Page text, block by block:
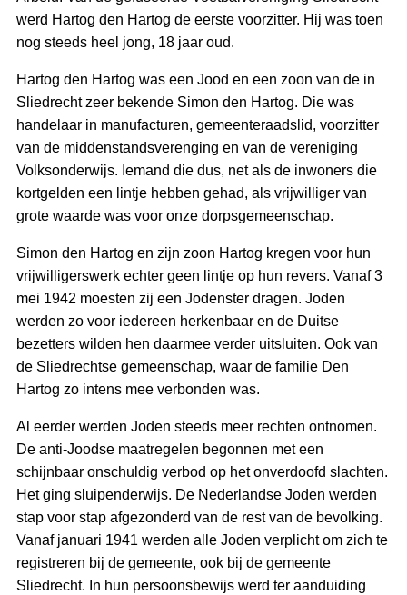
werd Hartog den Hartog de eerste voorzitter. Hij was toen
nog steeds heel jong, 18 jaar oud.
Hartog den Hartog was een Jood en een zoon van de in
Sliedrecht zeer bekende Simon den Hartog. Die was
handelaar in manufacturen, gemeenteraadslid, voorzitter
van de middenstandsverenging en van de vereniging
Volksonderwijs. Iemand die dus, net als de inwoners die
kortgelden een lintje hebben gehad, als vrijwilliger van
grote waarde was voor onze dorpsgemeenschap.
Simon den Hartog en zijn zoon Hartog kregen voor hun
vrijwilligerswerk echter geen lintje op hun revers. Vanaf 3
mei 1942 moesten zij een Jodenster dragen. Joden
werden zo voor iedereen herkenbaar en de Duitse
bezetters wilden hen daarmee verder uitsluiten. Ook van
de Sliedrechtse gemeenschap, waar de familie Den
Hartog zo intens mee verbonden was.
Al eerder werden Joden steeds meer rechten ontnomen.
De anti-Joodse maatregelen begonnen met een
schijnbaar onschuldig verbod op het onverdoofd slachten.
Het ging sluipenderwijs. De Nederlandse Joden werden
stap voor stap afgezonderd van de rest van de bevolking.
Vanaf januari 1941 werden alle Joden verplicht om zich te
registreren bij de gemeente, ook bij de gemeente
Sliedrecht. In hun persoonsbewijs werd ter aanduiding